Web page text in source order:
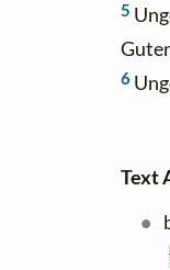
5
6
Text